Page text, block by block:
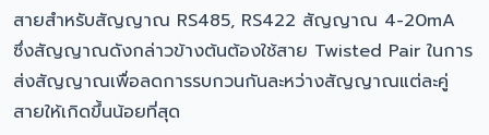
สายสำหรับสัญญาณ RS485, RS422 สัญญาณ 4-20mA
ซึ่งสัญญาณดังกล่าวข้างต้นต้องใช้สาย Twisted Pair ในการ
ส่งสัญญาณเพื่อลดการรบกวนกันละหว่างสัญญาณแต่ละคู่
สายให้เกิดขึ้นน้อยที่สุด